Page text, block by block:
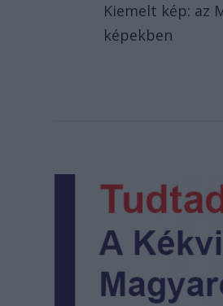
Kiemelt kép: az
képekben